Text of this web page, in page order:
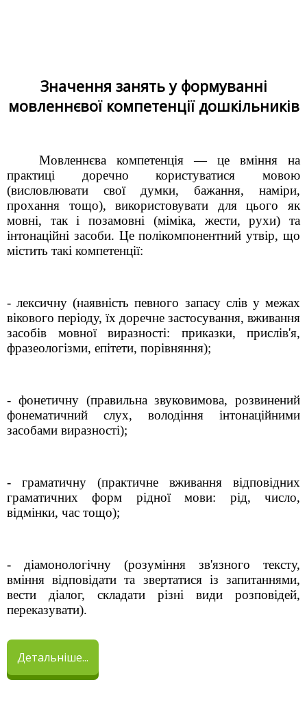
Значення занять у формуванні
мовленнєвої компетенції дошкільників
Мовленнєва компетенція — це вміння на
практиці доречно користуватися мовою
(висловлювати свої думки, бажання, наміри,
прохання тощо), використовувати для цього як
мовні, так і позамовні (міміка, жести, рухи) та
інтонаційні засоби. Це полікомпонентний утвір, що
містить такі компетенції:
- лексичну (наявність певного запасу слів у межах
вікового періоду, їх доречне застосування, вживання
засобів мовної виразності: приказки, прислів'я,
фразеологізми, епітети, порівняння);
- фонетичну (правильна звуковимова, розвинений
фонематичний слух, володіння інтонаційними
засобами виразності);
- граматичну (практичне вживання відповідних
граматичних форм рідної мови: рід, число,
відмінки, час тощо);
- діамонологічну (розуміння зв'язного тексту,
вміння відповідати та звертатися із запитаннями,
вести діалог, складати різні види розповідей,
переказувати).
Детальніше...